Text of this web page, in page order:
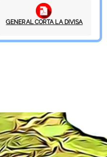
GENERAL CORTA LA DIVISA